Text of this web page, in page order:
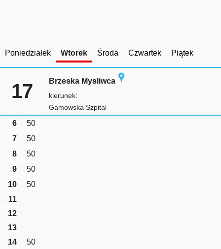
Poniedziałek Wtorek Środa Czwartek Piątek
17 Brzeska Mysliwca
kierunek:
Gamowska Szpital
6
50
7
50
8
50
9
50
10
50
11
12
13
14
50